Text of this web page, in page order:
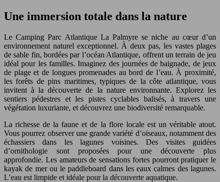
Une immersion totale dans la nature
Le Camping Parc Atlantique La Palmyre se niche au cœur d’un
environnement naturel exceptionnel. À deux pas, les vastes plages
de sable fin, bordées par l’océan Atlantique, offrent un terrain de jeu
idéal pour les familles. Imaginez des journées de baignade, de jeux
de plage et de longues promenades au bord de l’eau. À proximité,
les forêts de pins maritimes, typiques de la côte atlantique, vous
invitent à la découverte de la nature environnante. Explorez les
sentiers pédestres et les pistes cyclables balisés, à travers une
végétation luxuriante, et découvrez une biodiversité remarquable.
La richesse de la faune et de la flore locale est un véritable atout.
Vous pourrez observer une grande variété d’oiseaux, notamment des
échassiers dans les lagunes voisines. Des visites guidées
d’ornithologie sont proposées pour une découverte plus
approfondie. Les amateurs de sensations fortes pourront pratiquer le
kayak de mer ou le paddleboard dans les eaux calmes des lagunes.
L’eau est limpide et idéale pour la découverte aquatique.